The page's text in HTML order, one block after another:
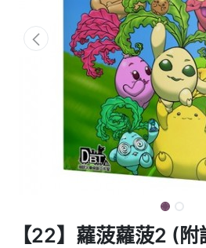
【22】蘿菠蘿菠2 (附